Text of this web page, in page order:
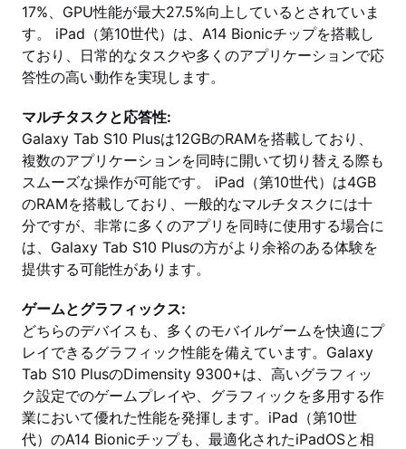
17%、GPU性能が最大27.5%向上しているとされていま
す。 iPad（第10世代）は、A14 Bionicチップを搭載し
ており、日常的なタスクや多くのアプリケーションで応
答性の高い動作を実現します。
マルチタスクと応答性:
Galaxy Tab S10 Plusは12GBのRAMを搭載しており、
複数のアプリケーションを同時に開いて切り替える際も
スムーズな操作が可能です。 iPad（第10世代）は4GB
のRAMを搭載しており、一般的なマルチタスクには十
分ですが、非常に多くのアプリを同時に使用する場合に
は、Galaxy Tab S10 Plusの方がより余裕のある体験を
提供する可能性があります。
ゲームとグラフィックス:
どちらのデバイスも、多くのモバイルゲームを快適にプ
レイできるグラフィック性能を備えています。Galaxy
Tab S10 PlusのDimensity 9300+は、高いグラフィッ
ク設定でのゲームプレイや、グラフィックを多用する作
業において優れた性能を発揮します。iPad（第10世
代）のA14 Bionicチップも、最適化されたiPadOSと相